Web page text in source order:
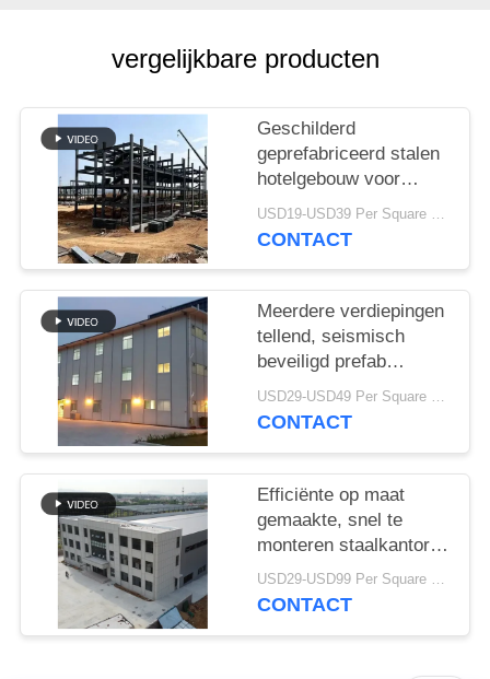
PRIVACY
POLICY
vergelijkbare producten
Geschilderd
geprefabriceerd stalen
hotelgebouw voor
resortprojecten
USD19-USD39 Per Square Meter MOQ:200 vierkante meter
CONTACT
Meerdere verdiepingen
tellend, seismisch
beveiligd prefab
hotelgebouw
USD29-USD49 Per Square Meter MOQ:200 vierkante meter
CONTACT
Efficiënte op maat
gemaakte, snel te
monteren staalkantoren
voor moderne bedrijvenUSD29-USD99 Per Square Meter MOQ:200 vierkante meter
CONTACT